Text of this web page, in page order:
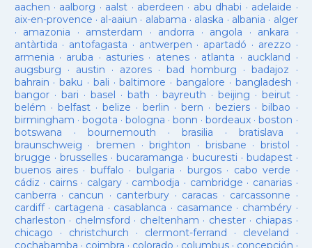
aachen · aalborg · aalst · aberdeen · abu dhabi · adelaide ·
aix-en-provence · al-aaiun · alabama · alaska · albania · alger
· amazonia · amsterdam · andorra · angola · ankara ·
antàrtida · antofagasta · antwerpen · apartadó · arezzo ·
armenia · aruba · asturies· atenes· atlanta · auckland ·
augsburg · austin · azores·bad homburg ·badajoz ·
bahrain ·baku · bali ·baltimore ·bangalore · bangladesh ·
bangor· bari ·basel ·bath · bayreuth ·beijing ·beirut ·
belém · belfast· belize · berlin ·bern ·beziers ·bilbao ·
birmingham · bogota · bologna ·bonn ·bordeaux ·boston ·
botswana · bournemouth ·brasilia ·bratislava ·
braunschweig · bremen ·brighton · brisbane · bristol ·
brugge · brusselles· bucaramanga · bucuresti · budapest·
buenos aires· buffalo · bulgaria · burgos· cabo verde ·
cádiz · cairns· calgary · cambodja · cambridge · canarias·
canberra · cancun · canterbury · caracas · carcassonne ·
cardiff· cartagena · casablanca · casamance · chambéry·
charleston · chelmsford · cheltenham · chester· chiapas ·
chicago · christchurch · clermont-ferrand · cleveland ·
cochabamba · coimbra · colorado · columbus· concepción ·